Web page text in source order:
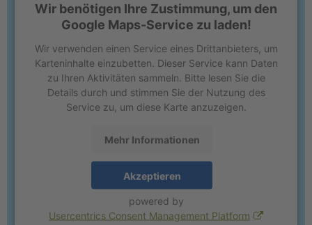
Wir benötigen Ihre Zustimmung, um den
Google Maps-Service zu laden!
Wir verwenden einen Service eines Drittanbieters, um
Karteninhalte einzubetten. Dieser Service kann Daten
zu Ihren Aktivitäten sammeln. Bitte lesen Sie die
Details durch und stimmen Sie der Nutzung des
Service zu, um diese Karte anzuzeigen.
Mehr Informationen
Akzeptieren
powered by
Usercentrics Consent Management Platform